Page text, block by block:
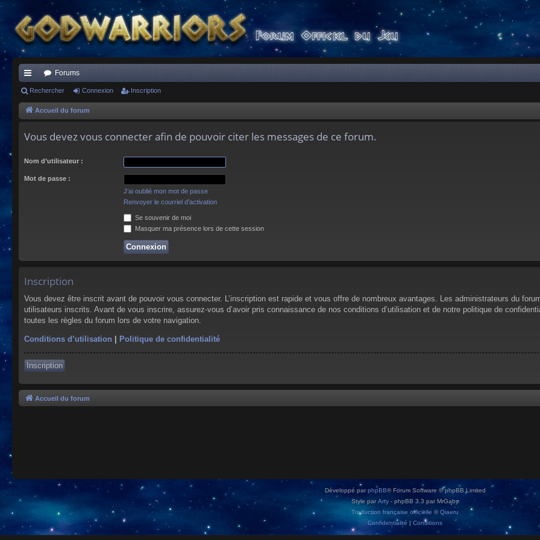
ac
co
s
Forums
Rechercher Connexion Inscription
Accueil du forum
Vous devez vous connecter afin de pouvoir citer les messages de ce forum.
Nom d’utilisateur :
Mot de passe :
J’ai oublié mon mot de passe
Renvoyer le courriel d’activation
Se souvenir de moi
Masquer ma présence lors de cette session
Inscription
Vous devez être inscrit avant de pouvoir vous connecter. L’inscription est rapide et vous offre de nombreux avantages. Les administrateurs du
utilisateurs inscrits. Avant de vous inscrire, assurez-vous d’avoir pris connaissance de nos conditions d’utilisation et de notre politique de
toutes les règles du forum lors de votre navigation.
Conditions d’utilisation | Politique de confidentialité
Inscription
Accueil du forum
Développé parphpBB® Forum Software © phpBB Limited
Style par Arty - phpBB 3.3 par MrGaby
Traduction française officielle ©Qiaeru
Confidentialité | Conditions